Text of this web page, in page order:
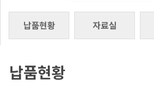
납품현황 자료실
납품현황